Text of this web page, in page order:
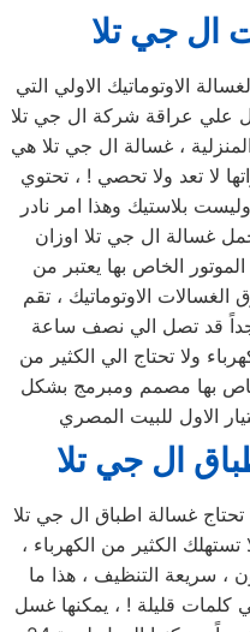
ال جي تلا
الاوتوماتيك الاولي التي
علي عراقة شركة ال جي تلا
، غسالة ال جي تلا هي
لا تعد ولا تحصي ! ، تحتوي
بلاستيك وهذا امر نادر
غسالة ال جي تلا اوزان
الخاص بها يعتبر من
الاوتوماتيك ، تقم
قد تصل الي نصف ساعة
ولا تحتاج الي الكثير من
بها مصمم ومبرمج بشكل
ال جي تلا
غسالة اطباق ال جي تلا
الكثير من الكهرباء ،
، سريعة التنظيف ، هذا ما
قليلة ! ، يمكنها غسل